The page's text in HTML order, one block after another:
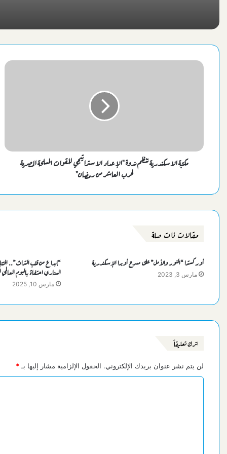
مكتبة الاسكندرية تنظم ندوة "الإعداد الاستراتيجي للقوات المسلحة المصرية
لحرب العاشر من رمضان"
مقالات ذات صلة
أوركسترا “النور والأمل” على مسرح أوبرا الإسكندرية
مارس 3, 2023
“إبداع من قلب التراث”..
السناري احتفاءً باليوم العالمي
مارس 10, 2025
اترك تعليقاً
لن يتم نشر عنوان بريدك الإلكتروني. الحقول الإلزامية مشار إليها بـ*